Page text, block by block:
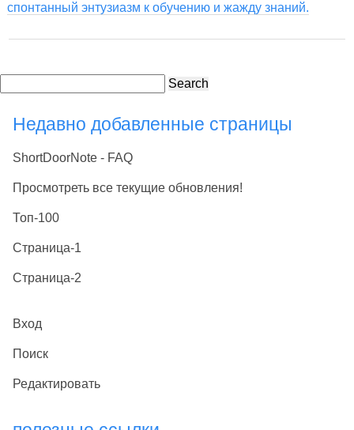
спонтанный энтузиазм к обучению и жажду знаний.
Search
Недавно добавленные страницы
ShortDoorNote - FAQ
Просмотреть все текущие обновления!
Топ-100
Страница-1
Страница-2
Вход
Поиск
Редактировать